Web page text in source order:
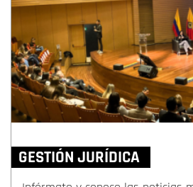
GESTIÓN JURÍDICA